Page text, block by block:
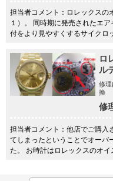
担当者コメント：ロレックスの
１）。 同時期に発売されたエ
付をより見やすくするサイクロ
ロ
ル
修
換
修
担当者コメント：他店でご購入
てしまったということでオーバ
た。 お時計はロレックスのオ